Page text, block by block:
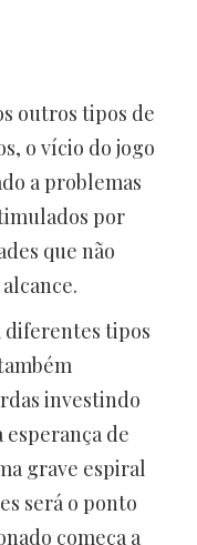
outros tipos de
o vício do jogo
a problemas
por
que não
diferentes tipos
investindo
de
grave espiral
será o ponto
começa a